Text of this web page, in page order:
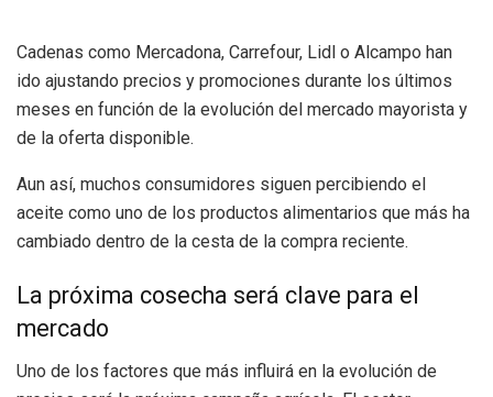
Cadenas como Mercadona, Carrefour, Lidl o Alcampo han
ido ajustando precios y promociones durante los últimos
meses en función de la evolución del mercado mayorista y
de la oferta disponible.
Aun así, muchos consumidores siguen percibiendo el
aceite como uno de los productos alimentarios que más ha
cambiado dentro de la cesta de la compra reciente.
La próxima cosecha será clave para el
mercado
Uno de los factores que más influirá en la evolución de